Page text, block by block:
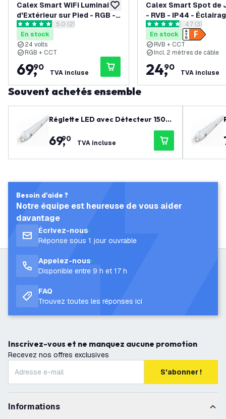
ajouter à la liste de souhaits
Calex Smart WiFi Luminaire
d'Extérieur sur Pied - RGB -
IP44 - Prêt a l'emploi -
Bluetooth Mesh
ouvrir le tiroir des avis
5 étoiles de notation
5.0 (2)
En stock
24 volts
RGB + CCT
69,
90
TVA incluse
Calex Smart Spot de
- RVB - IP44 -
jardin intelligent
ouvrir le tiroir
4.7 étoiles de notation
4.7 (3)
En stock
RVB + CCT
Incl. 2 mètres de câble
24,
90
TVA incluse
Souvent achetés ensemble
Réglette LED avec Détecteur 150c
m - 3CCT (4000K / 5000K / 6500K)
- IP66 - Powerswitch (50W / 42W / 3
5W / 28W) - 150 lm/W - Ledvion Dri
ver - Garantie de 5 ans
69,
90 TVA incluse
Besoin d'aide ?
Notre équipe est heureuse de vous aider
davantage
Écrivez-nous
Réponse sous 1 jour ouvrable
Appelez-nous
Disponible entre 9 h et 17 h
FAQ
Trouvez toutes les réponses ici
Inscrivez-vous et ne manquez aucune promotion
Recevez nos offres exclusives
S'abonner !
Informations